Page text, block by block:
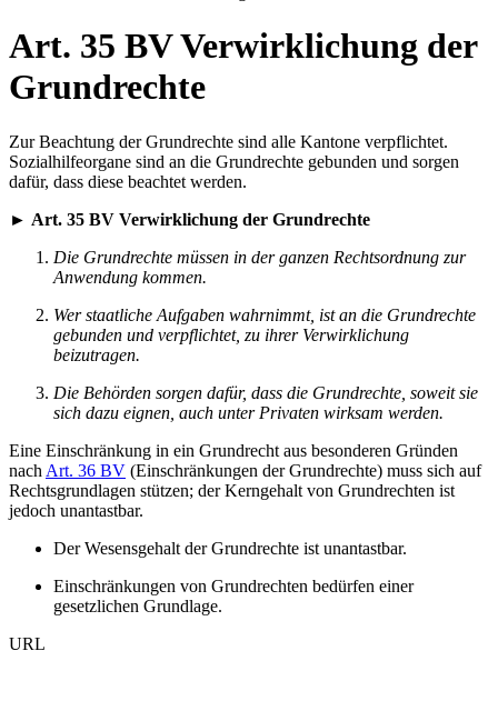
Art. 35 BV Verwirklichung der
Grundrechte
Zur Beachtung der Grundrechte sind alle Kantone verpflichtet.
Sozialhilfeorgane sind an die Grundrechte gebunden und sorgen
dafür, dass diese beachtet werden.
► Art. 35 BV Verwirklichung der Grundrechte
Die Grundrechte müssen in der ganzen Rechtsordnung zur
Anwendung kommen.
Wer staatliche Aufgaben wahrnimmt, ist an die Grundrechte
gebunden und verpflichtet, zu ihrer Verwirklichung
beizutragen.
Die Behörden sorgen dafür, dass die Grundrechte, soweit sie
sich dazu eignen, auch unter Privaten wirksam werden.
Eine Einschränkung in ein Grundrecht aus besonderen Gründen
nach Art. 36 BV (Einschränkungen der Grundrechte) muss sich auf
Rechtsgrundlagen stützen; der Kerngehalt von Grundrechten ist
jedoch unantastbar.
Der Wesensgehalt der Grundrechte ist unantastbar.
Einschränkungen von Grundrechten bedürfen einer
gesetzlichen Grundlage.
URL